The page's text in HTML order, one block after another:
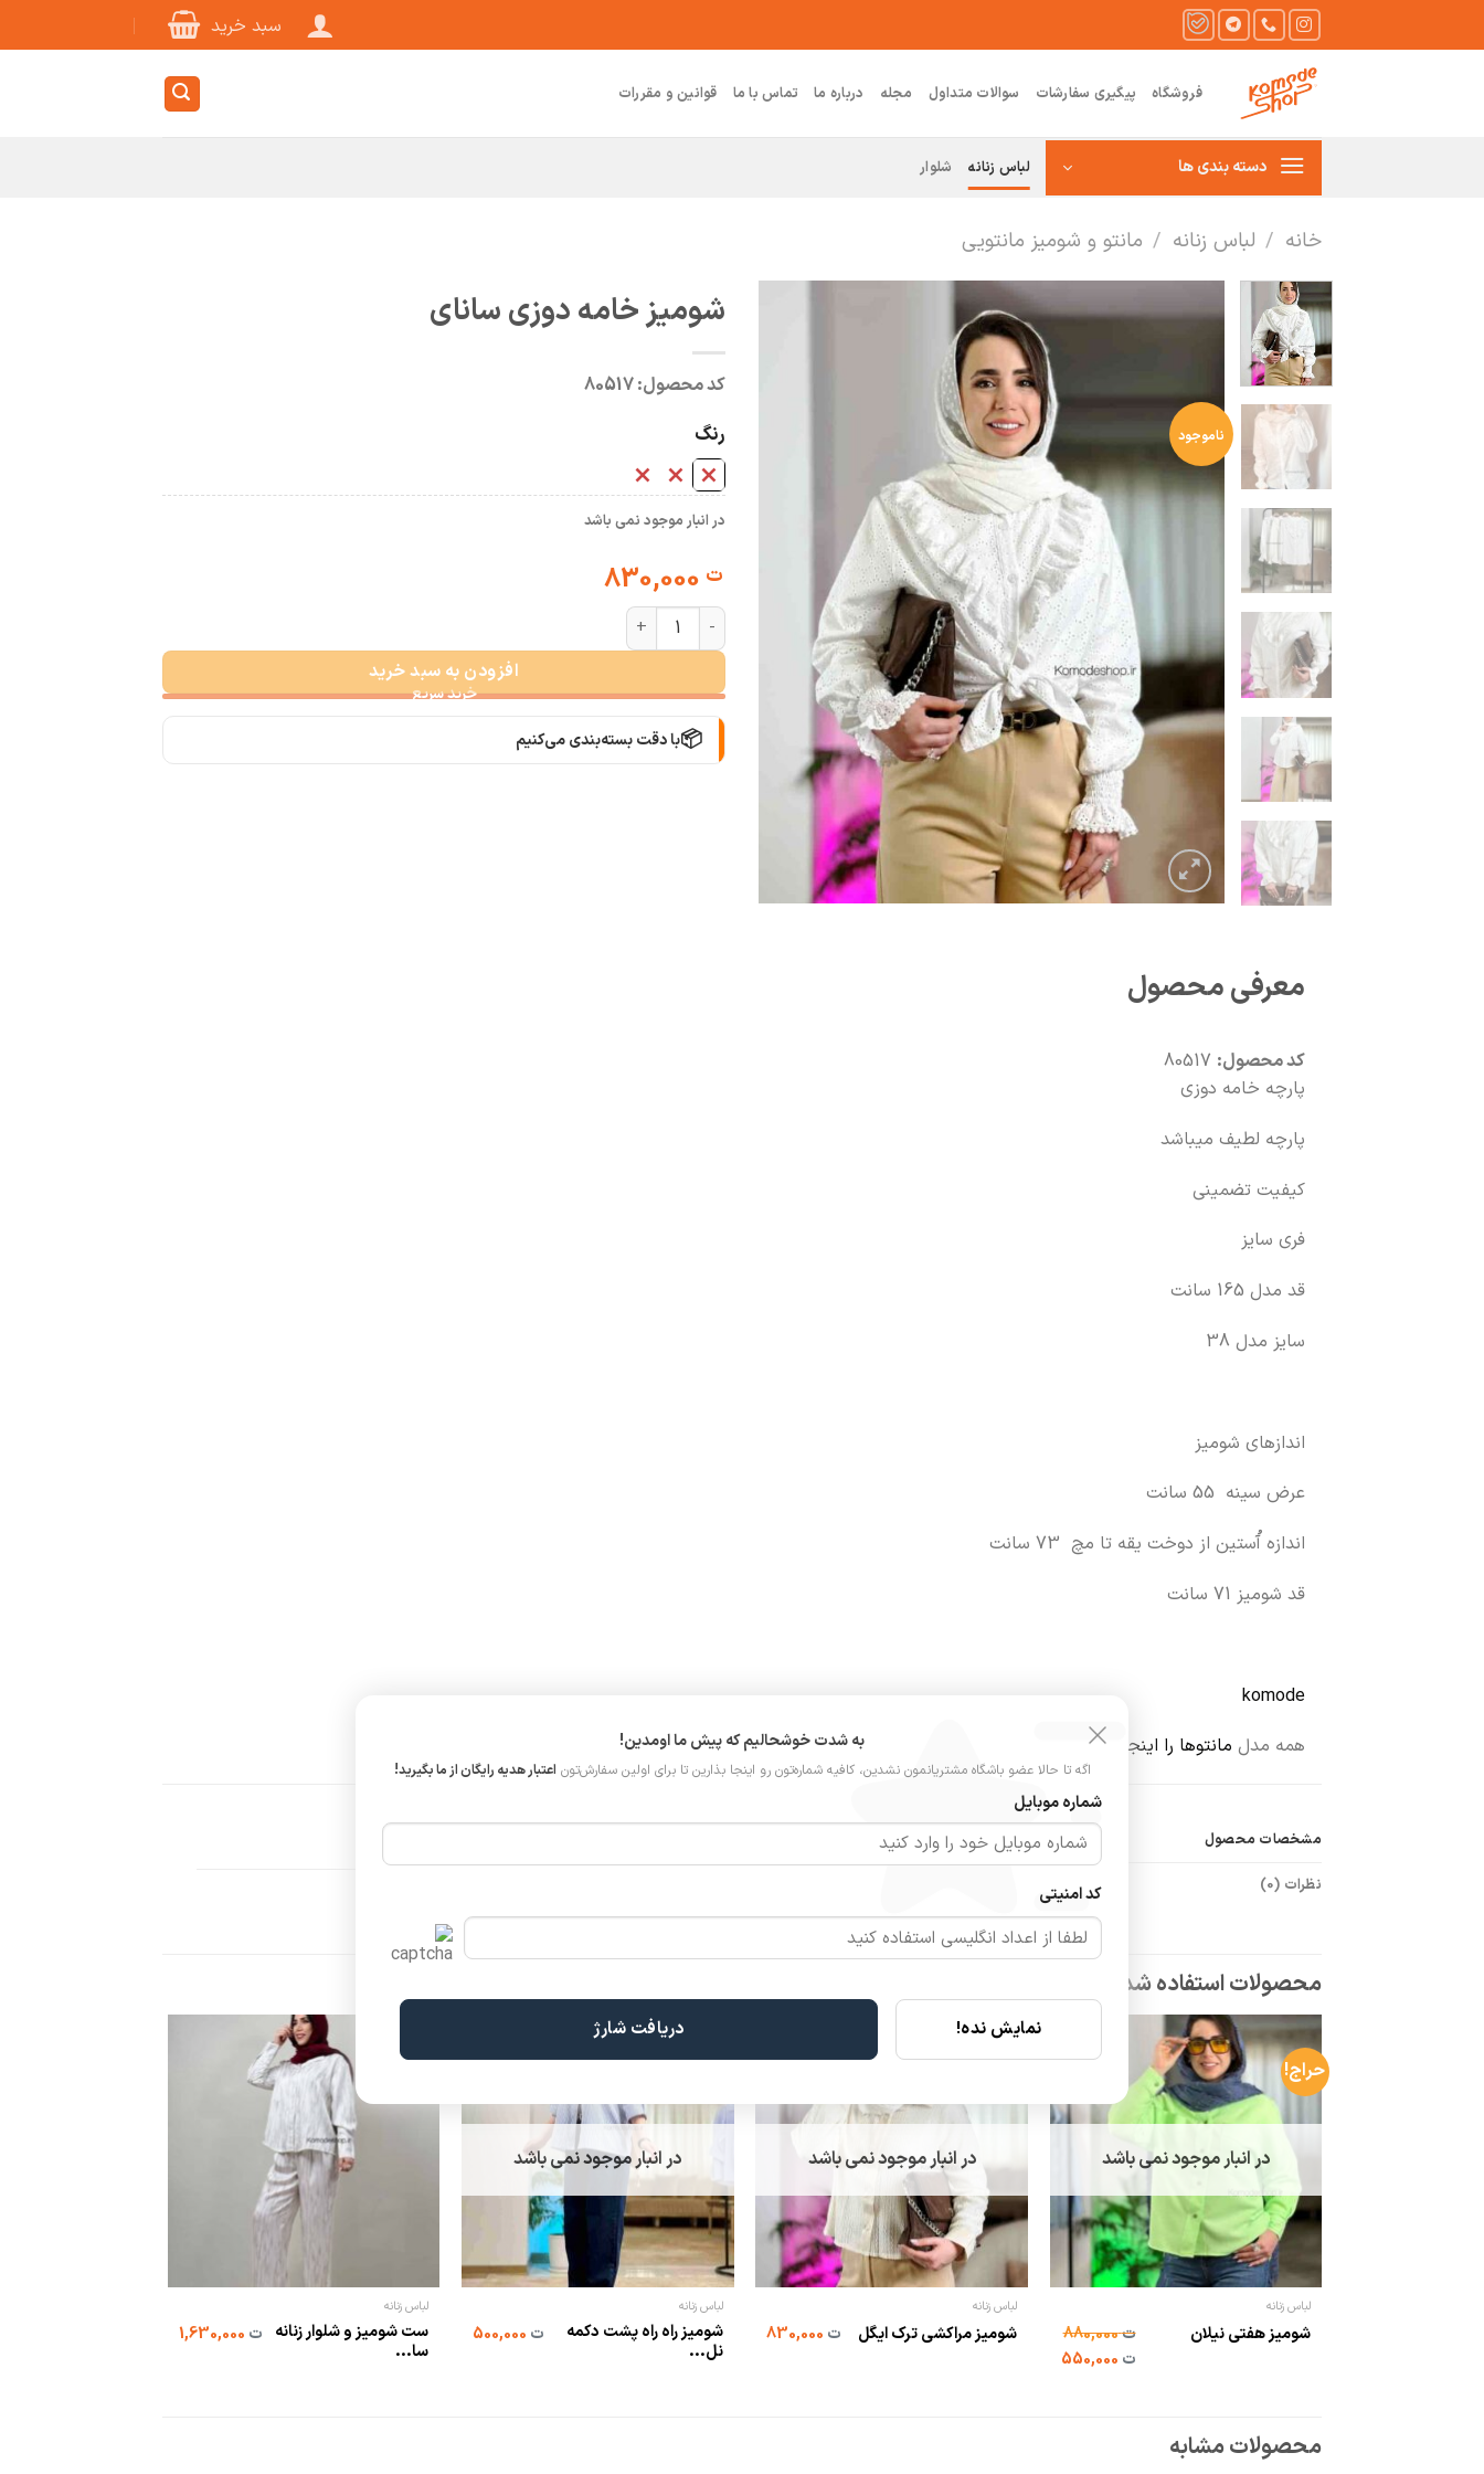
سبد خرید
فروشگاه پیگیری سفارشات سوالات متداول مجله درباره ما تماس با ما قوانین و مقررات
دسته بندی ها لباس زنانه شلوار
خانه / لباس زنانه / مانتو و شومیز مانتویی
ناموجود
شومیز خامه دوزی سانای
کد محصول:80517
رنگ
در انبار موجود نمی باشد
ت
شومیز خامه دوزی سانای عدد
افزودن به سبد خرید
📦 با دقت بسته‌بندی می‌کنیم
معرفی محصول
کد محصول: 80517
پارچه خامه دوزی
پارچه لطیف میباشد
کیفیت تضمینی
فری سایز
قد مدل 165 سانت
سایز مدل 38
اندازهای شومیز
عرض سینه 55 سانت
اندازه آُستین از دوخت یقه تا مچ 73 سانت
قد شومیز 71 سانت
komode
همه مدل مانتوها را اینج ا ببینید.
مشخصات محصول
نظرات (0)
رنگ خامه دوزی دایره, خامه دوزی گل, خامه دوزی مربع
حراج!
در انبار موجود نمی باشد
لباس زنانه
شومیز هفتی نیلان ت880,000
ت
در انبار موجود نمی باشد
لباس زنانه
شومیز مراکشی ترک ایگل ت
در انبار موجود نمی باشد
لباس زنانه
شومیز راه راه پشت دکمه
نل...
ت
لباس زنانه
ست شومیز و شلوار زنانه
سا...
ت
محصولات مشابه
به شدت خوشحالیم که پیش ما اومدین!
اگه تا حالا عضو باشگاه مشتریانمون نشدین، کافیه شماره‌تون رو اینجا بذارین تا برای اولین سفارش‌تون اعتبار هدیه رایگان از ما بگیرید!
شماره موبایل
کد امنیتی
نمایش نده! دریافت شارژ